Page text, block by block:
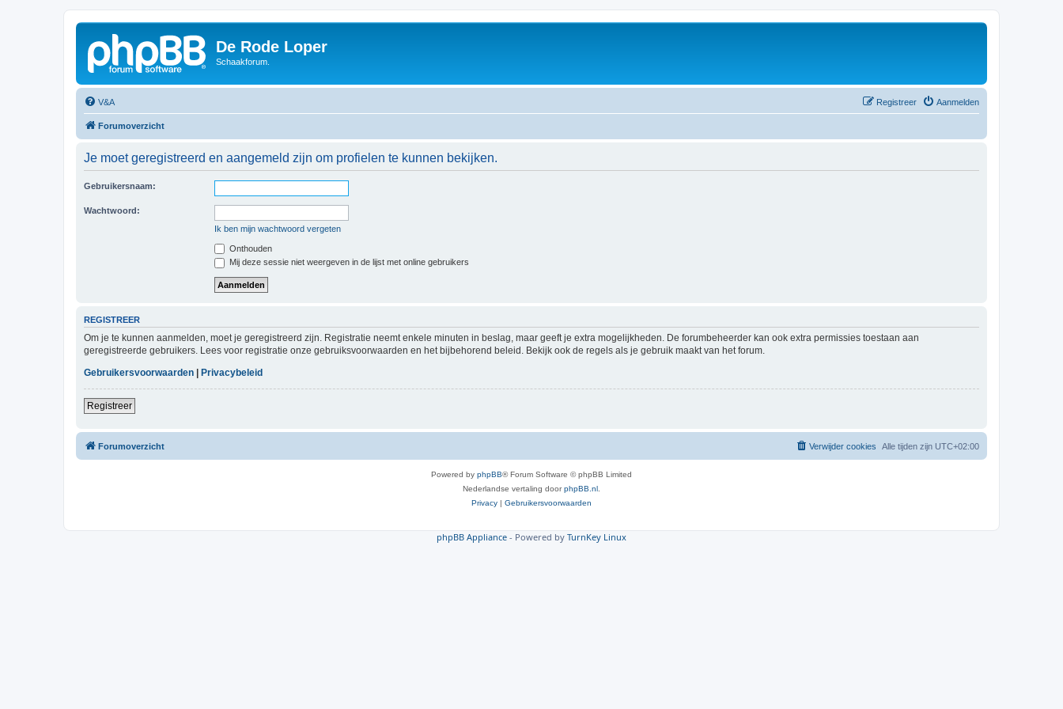
De Rode Loper
Schaakforum.
V&A Aanmelden
Registreer
Forumoverzicht
Je moet geregistreerd en aangemeld zijn om profielen te kunnen bekijken.
Gebruikersnaam:
Wachtwoord:
Ik ben mijn wachtwoord vergeten
Onthouden
Mij deze sessie niet weergeven in de lijst met online gebruikers
REGISTREER
Om je te kunnen aanmelden, moet je geregistreerd zijn. Registratie neemt enkele minuten in beslag, maar geeft je extra mogelijkheden. De forumbeheerder kan ook extra permissies toestaan aan
geregistreerde gebruikers. Lees voor registratie onze gebruiksvoorwaarden en het bijbehorend beleid. Bekijk ook de regels als je gebruik maakt van het forum.
Gebruikersvoorwaarden
Privacybeleid
Registreer
Forumoverzicht Alle tijden zijn UTC+02:00
Verwijder cookies
Powered by phpBB® Forum Software © phpBB Limited
Nederlandse vertaling doorphpBB.nl.
Privacy | Gebruikersvoorwaarden
phpBB Appliance - Powered by TurnKey Linux